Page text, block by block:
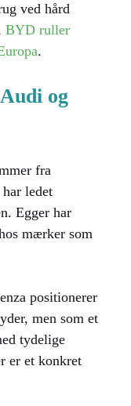
ved hård
BYD ruller
.
og
fra
ledet
Egger har
mærker som
positionerer
men som et
tydelige
er et konkret